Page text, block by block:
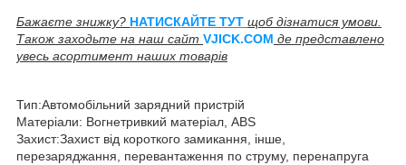
Бажаєте знижку? НАТИСКАЙТЕ ТУТ щоб дізнатися умови.
Також заходьте на наш сайт VJICK.COM де представлено
увесь асортимент наших товарів
Тип:Автомобільний зарядний пристрій
Матеріали: Вогнетривкий матеріал, ABS
Захист:Захист від короткого замикання, інше,
перезаряджання, перевантаження по струму, перенапруга